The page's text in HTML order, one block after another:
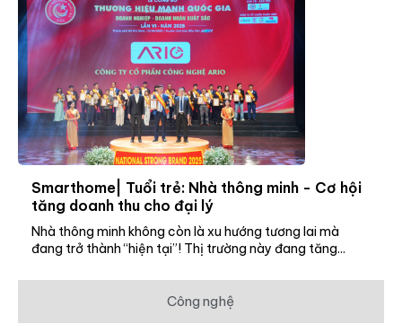
Công nghệ
Smarthome| Tuổi trẻ: Nhà thông minh - Cơ hội
tăng doanh thu cho đại lý
Nhà thông minh không còn là xu hướng tương lai mà
đang trở thành “hiện tại”! Thị trường này đang tăng...